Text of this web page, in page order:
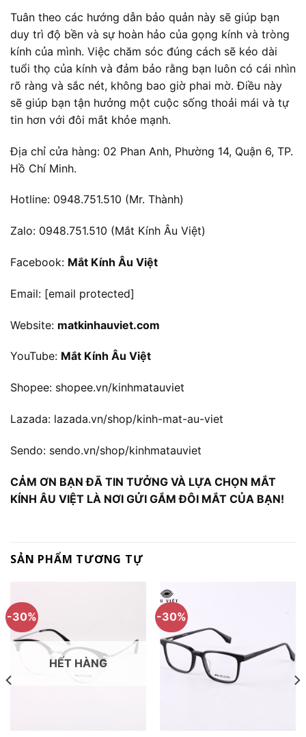
Tuân theo các hướng dẫn bảo quản này sẽ giúp bạn
duy trì độ bền và sự hoàn hảo của gọng kính và tròng
kính của mình. Việc chăm sóc đúng cách sẽ kéo dài
tuổi thọ của kính và đảm bảo rằng bạn luôn có cái nhìn
rõ ràng và sắc nét, không bao giờ phai mờ. Điều này
sẽ giúp bạn tận hưởng một cuộc sống thoải mái và tự
tin hơn với đôi mắt khỏe mạnh.
Địa chỉ cửa hàng: 02 Phan Anh, Phường 14, Quận 6, TP.
Hồ Chí Minh.
Hotline: 0948.751.510 (Mr. Thành)
Zalo: 0948.751.510 (Mắt Kính Âu Việt)
Facebook: Mắt Kính Âu Việt
Email: [email protected]
Website: matkinhauviet.com
YouTube: Mắt Kính Âu Việt
Shopee: shopee.vn/kinhmatauviet
Lazada: lazada.vn/shop/kinh-mat-au-viet
Sendo: sendo.vn/shop/kinhmatauviet
CẢM ƠN BẠN ĐÃ TIN TƯỞNG VÀ LỰA CHỌN MẮT
KÍNH ÂU VIỆT LÀ NƠI GỬI GẮM ĐÔI MẮT CỦA BẠN!
SẢN PHẨM TƯƠNG TỰ
-30%
HẾT HÀNG
-30%